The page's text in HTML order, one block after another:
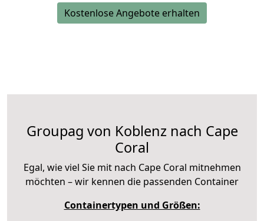
Kostenlose Angebote erhalten
Groupag von Koblenz nach Cape
Coral
Egal, wie viel Sie mit nach Cape Coral mitnehmen
möchten – wir kennen die passenden Container
Containertypen und Größen: